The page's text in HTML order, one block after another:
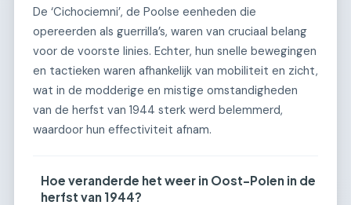
De ‘Cichociemni’, de Poolse eenheden die
opereerden als guerrilla’s, waren van cruciaal belang
voor de voorste linies. Echter, hun snelle bewegingen
en tactieken waren afhankelijk van mobiliteit en zicht,
wat in de modderige en mistige omstandigheden
van de herfst van 1944 sterk werd belemmerd,
waardoor hun effectiviteit afnam.
Hoe veranderde het weer in Oost-Polen in de
herfst van 1944?